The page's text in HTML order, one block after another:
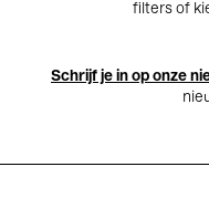
filters of
Schrijf je in op onze